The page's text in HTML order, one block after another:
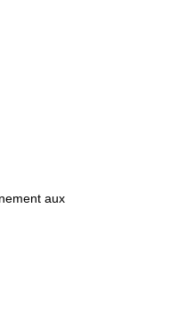
aux